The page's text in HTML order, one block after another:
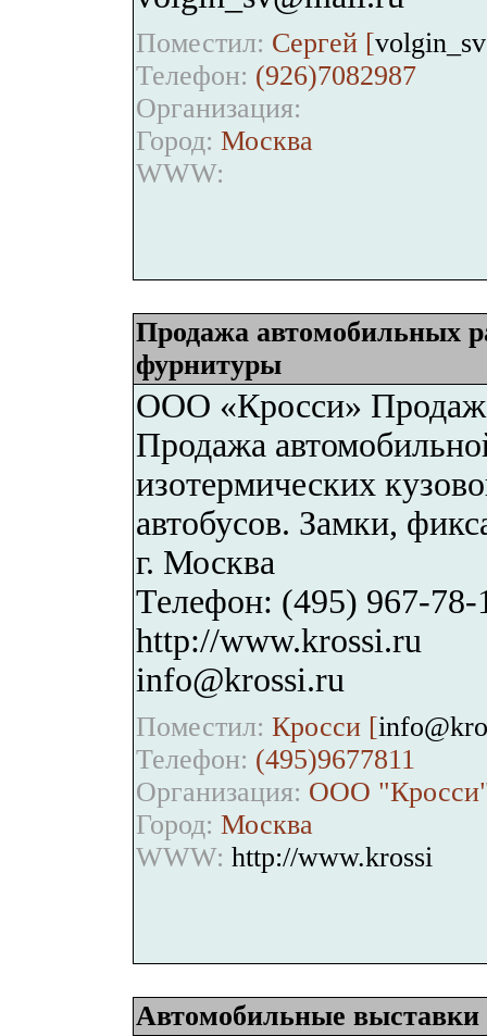
Поместил: Сергей [
Телефон: (926)7082987
Организация:
Город: Москва
WWW:
Продажа автомобильных
фурнитуры
ООО «Кросси»
Продажа
изотермических
автобусов. Замки,
г. Москва
Телефон: (495) 967-78-
http://www.krossi.ru
info@krossi.ru
Поместил: Кросси [
Телефон: (495)9677811
Организация: ООО
Город: Москва
WWW: http://www.krossi
Автомобильные выставки